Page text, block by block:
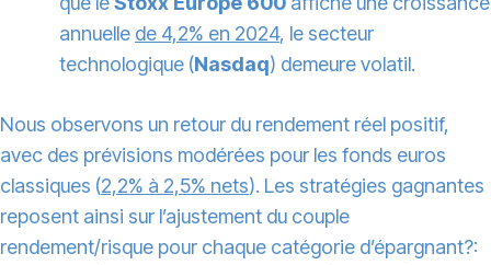
annuelle de 4,2% en 2024, le secteur
technologique (Nasdaq) demeure volatil.
Nous observons un retour du rendement réel positif,
avec des prévisions modérées pour les fonds euros
classiques (2,2% à 2,5% nets). Les stratégies gagnantes
reposent ainsi sur l’ajustement du couple
rendement/risque pour chaque catégorie d’épargnant?: